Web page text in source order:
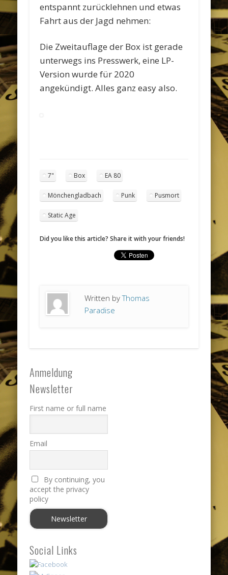
entspannt zurücklehnen und etwas
Fahrt aus der Jagd nehmen:
Die Zweitauflage der Box ist gerade
unterwegs ins Presswerk, eine LP-
Version wurde für 2020
angekündigt. Alles ganz easy also.
7" Box EA 80
Mönchengladbach Punk Pusmort
Static Age
Did you like this article? Share it with your friends!
Written byThomas
Paradise
Anmeldung
Newsletter
First name or full name
Email
By continuing, you
accept the privacy
policy
Social Links